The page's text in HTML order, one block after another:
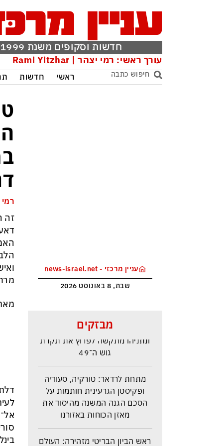
חדשות וסקופים משנת 1999
עורך ראשי: רמי יצהר | Rami Yitzhar
ראשי חדשות
עניין מרכזי - news-israel.net
שבת, 8 באוגוסט 2026
מבזקים
איזנקוט מתבסס במקום הראשון –
ונתניהו מתקשה לפרוץ את תקרת
גוש ה־49
מתחת לרדאר: טורקיה, סעודיה
ופקיסטן הגרעינית חותמות על
הסכם הגנה המשנה מהיסוד את
מאזן הכוחות באזורנו
ראש הביון הבריטי מזהירה: העולם
זה